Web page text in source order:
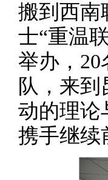
搬到西南
士“重温
举办，
队，来
动的理论
携手继续